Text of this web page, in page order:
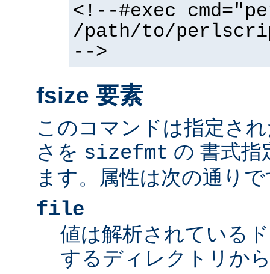
<!--#exec
/path/to/
-->
fsize 要素
このコマンドは指定さ
さを sizefmt の 書式指
ます。属性は次の通り
file
値は解析されている
するディレクトリか